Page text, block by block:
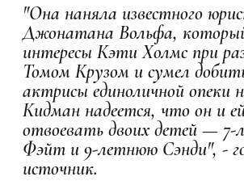
"Она наняла известного
Джонатана Вольфа,
интересы Кэти Холмс при
Томом Крузом и сумел
актрисы единоличной опеки
Кидман надеется, что он и
отвоевать двоих детей —
Фэйт и 9-летнюю Сэнди", -
источник.